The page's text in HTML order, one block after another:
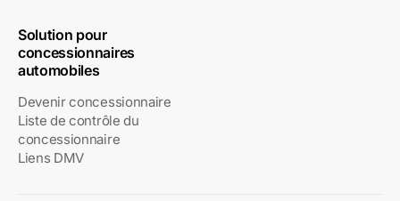
Solution pour
concessionnaires
automobiles
Devenir concessionnaire
Liste de contrôle du
concessionnaire
Liens DMV